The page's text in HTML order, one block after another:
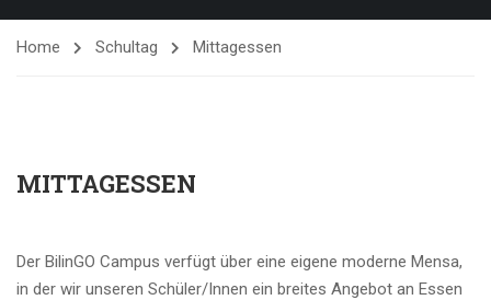
Home Schultag Mittagessen
MITTAGESSEN
Der BilinGO Campus verfügt über eine eigene moderne Mensa,
in der wir unseren Schüler/Innen ein breites Angebot an Essen